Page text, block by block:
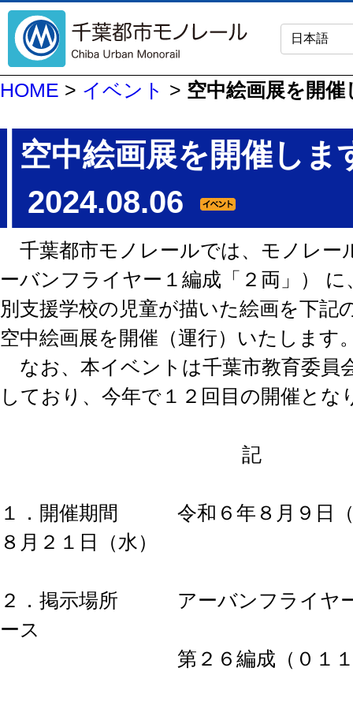
HOME > イベント > 空中絵画展を開催
空中絵画展を開催しま
2024.08.06
千葉都市モノレールでは、モノレー
ーバンフライヤー１編成「２両」） に
別支援学校の児童が描いた絵画を下記
空中絵画展を開催（運行）いたします
なお、本イベントは千葉市教育委員
しており、今年で１２回目の開催とな
記
１．開催期間 令和６年８月９日（
８月２１日（水）
２．掲示場所 アーバンフライヤー
ース
第２６編成（０１１－